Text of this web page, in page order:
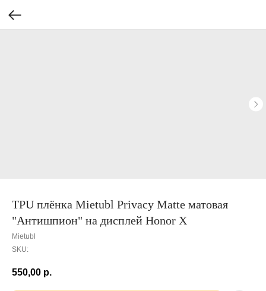
TPU плёнка Mietubl Privacy Matte матовая
"Антишпион" на дисплей Honor X
Mietubl
SKU:
550,00 р.